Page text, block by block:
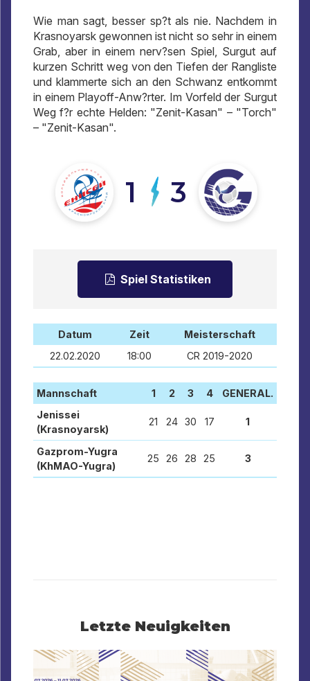
Wie man sagt, besser sp?t als nie. Nachdem in
Krasnoyarsk gewonnen ist nicht so sehr in einem
Grab, aber in einem nerv?sen Spiel, Surgut auf
kurzen Schritt weg von den Tiefen der Rangliste
und klammerte sich an den Schwanz entkommt
in einem Playoff-Anw?rter. Im Vorfeld der Surgut
Weg f?r echte Helden: "Zenit-Kasan" – "Torch"
– "Zenit-Kasan".
1 3
Spiel Statistiken
Datum Zeit
Meisterschaft
22.02.2020
18:00 CR 2019-2020
Mannschaft 1 2 3 4
GENERAL.
Jenissei
(Krasnoyarsk)
21 24 30 17 1
Gazprom-Yugra
(KhMAO-Yugra)
25 26 28 25 3
Letzte Neuigkeiten